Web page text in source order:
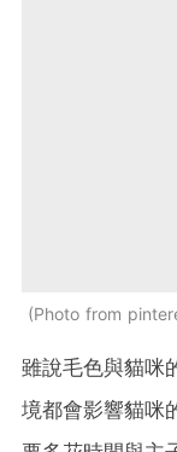
Photo from
雖說毛色與貓咪
境都會影響貓咪